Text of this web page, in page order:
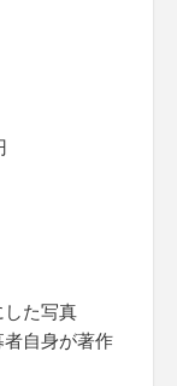
した写真
自身が著作